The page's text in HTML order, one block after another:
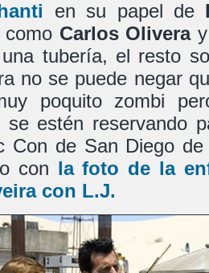
en su papel de
como Carlos Olivera
tubería, el resto
no se puede negar
poquito zombi
se estén reservando
Con de San Diego
con la foto de la
con L.J.